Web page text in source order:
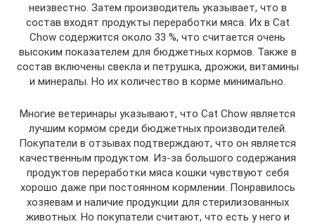
неизвестно. Затем производитель указывает, что в
состав входят продукты переработки мяса. Их в Cat
Chow содержится около 33 %, что считается очень
высоким показателем для бюджетных кормов. Также в
состав включены свекла и петрушка, дрожжи, витамины
и минералы. Но их количество в корме минимально.
Многие ветеринары указывают, что Cat Chow является
лучшим кормом среди бюджетных производителей.
Покупатели в отзывах подтверждают, что он является
качественным продуктом. Из-за большого содержания
продуктов переработки мяса кошки чувствуют себя
хорошо даже при постоянном кормлении. Понравилось
хозяевам и наличие продукции для стерилизованных
животных. Но покупатели считают, что есть у него и